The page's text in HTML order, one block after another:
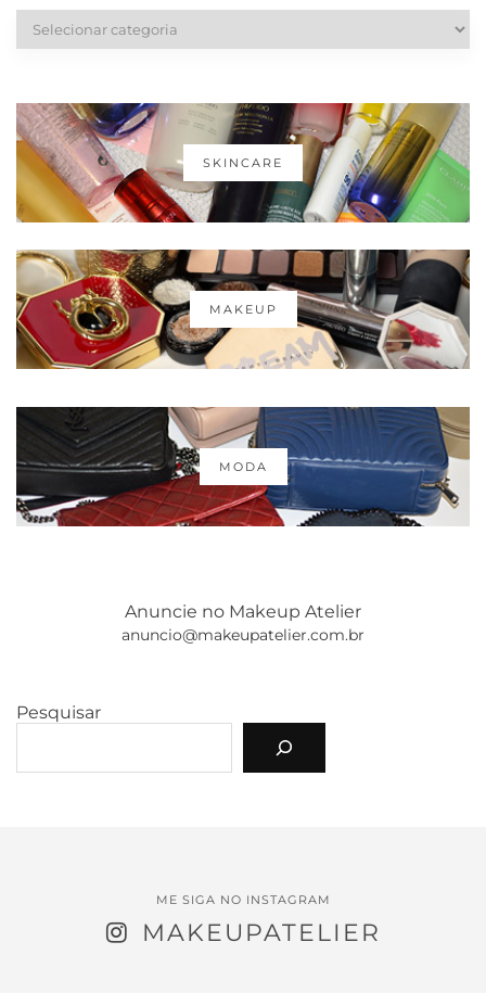
SKINCARE
MAKEUP
MODA
Anuncie no Makeup Atelier
anuncio@makeupatelier.com.br
Pesquisar
ME SIGA NO INSTAGRAM
MAKEUPATELIER